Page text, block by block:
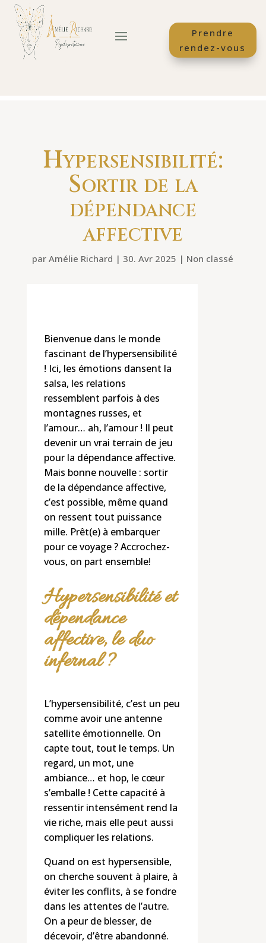
Prendre
rendez-vous
Hypersensibilité:
Sortir de la
dépendance
affective
parAmélie Richard |30. Avr 2025 | Non classé
Bienvenue dans le monde
fascinant de l’hypersensibilité
! Ici, les émotions dansent la
salsa, les relations
ressemblent parfois à des
montagnes russes, et
l’amour… ah, l’amour ! Il peut
devenir un vrai terrain de jeu
pour la dépendance affective.
Mais bonne nouvelle : sortir
de la dépendance affective,
c’est possible, même quand
on ressent tout puissance
mille. Prêt(e) à embarquer
pour ce voyage ? Accrochez-
vous, on part ensemble!
Hypersensibilité et
dépendance
affective, le duo
infernal ?
L’hypersensibilité, c’est un peu
comme avoir une antenne
satellite émotionnelle. On
capte tout, tout le temps. Un
regard, un mot, une
ambiance… et hop, le cœur
s’emballe ! Cette capacité à
ressentir intensément rend la
vie riche, mais elle peut aussi
compliquer les relations.
Quand on est hypersensible,
on cherche souvent à plaire, à
éviter les conflits, à se fondre
dans les attentes de l’autre.
On a peur de blesser, de
décevoir, d’être abandonné.